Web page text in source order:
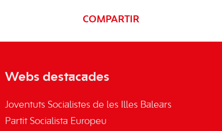
COMPARTIR
Webs destacades
Joventuts Socialistes de les Illes Balears
Partit Socialista Europeu